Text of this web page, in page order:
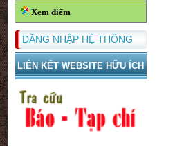
Xem điểm
ĐĂNG NHẬP HỆ THỐNG
LIÊN KẾT WEBSITE HỮU ÍCH